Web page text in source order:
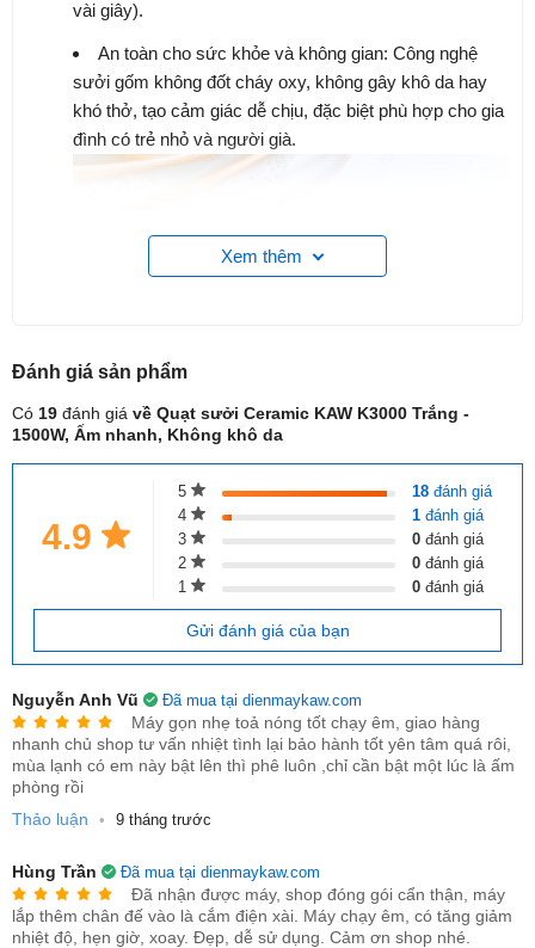
vài giây).
An toàn cho sức khỏe và không gian: Công nghệ
sưởi gốm không đốt cháy oxy, không gây khô da hay
khó thở, tạo cảm giác dễ chịu, đặc biệt phù hợp cho gia
đình có trẻ nhỏ và người già.
2. Công suất và Phạm vi sử dụng:
Công suất:Phổ biến là1500W
Phạm vi làm ấm hiệu quả: Thường phù hợp cho các
không gian vừa và nhỏ từ 15m2 như phòng ngủ, phòng
khách nhỏ hoặc phòng làm việc.
Xem thêm
Đánh giá sản phẩm
Có 19 đánh giá về Quạt sưởi Ceramic KAW K3000 Trắng -
1500W, Ấm nhanh, Không khô da
4.9
5 18đánh giá
4
1đánh giá
3
0đánh giá
2
0đánh giá
1
0đánh giá
Gửi đánh giá của bạn
Nguyễn Anh Vũ Đã mua tại dienmaykaw.com
Máy gọn nhẹ toả nóng tốt chạy êm, giao hàng
nhanh chủ shop tư vấn nhiệt tình lại bảo hành tốt yên tâm quá rôi,
mùa lạnh có em này bật lên thì phê luôn ,chỉ cần bật một lúc là ấm
phòng rồi
Thảo luận
• 9 tháng trước
Hùng Trần Đã mua tại dienmaykaw.com
Đã nhận được máy, shop đóng gói cẩn thận, máy
lắp thêm chân đế vào là cắm điện xài. Máy chạy êm, có tăng giảm
nhiệt độ, hẹn giờ, xoay. Đẹp, dễ sử dụng. Cảm ơn shop nhé.